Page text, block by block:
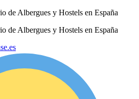
de Albergues y Hostels en España
de Albergues y Hostels en España